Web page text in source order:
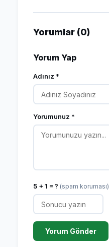
Yorumlar (0)
Yorum Yap
Adınız *
Yorumunuz *
5 + 1 = ? (spam koruması)
Yorum Gönder